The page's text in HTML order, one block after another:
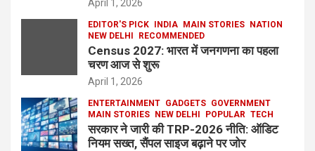
April 1, 2026
EDITOR'S PICK INDIA MAIN STORIES NATION
NEW DELHI
RECOMMENDED
Census 2027: भारत में जनगणना का पहला
चरण आज से शुरू
April 1, 2026
ENTERTAINMENT GADGETS GOVERNMENT
MAIN STORIES NEW DELHI POPULAR TECH
सरकार ने जारी की TRP-2026 नीति: ऑडिट
नियम सख्त, सैंपल साइज बढ़ाने पर जोर